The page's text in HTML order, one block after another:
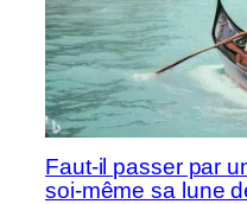
Faut-il passer par
soi-même sa lune